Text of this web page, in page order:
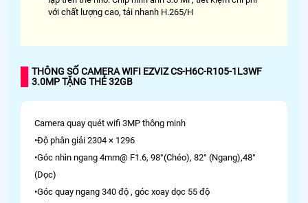
với chất lượng cao, tải nhanh H.265/H
THÔNG SỐ CAMERA WIFI EZVIZ CS-H6C-R105-1L3WF
3.0MP TẶNG THẺ 32GB
Camera quay quét wifi 3MP thông minh
•Độ phân giải 2304 × 1296
•Góc nhìn ngang 4mm@ F1.6, 98°(Chéo), 82° (Ngang),48°
(Dọc)
•Góc quay ngang 340 độ , góc xoay dọc 55 độ